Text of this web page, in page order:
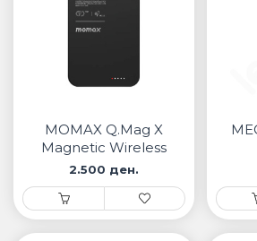
MOMAX Q.Mag X
Magnetic Wireless
Power Bank
5000mAh
2.500 ден.
• Xiaomi
ПАМЕТНИ ЧАСОВНИЦИ
• Apple watch
• Galaxy watch